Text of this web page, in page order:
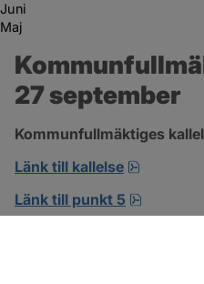
Juni
Maj
27 september
Kommunfullmäktiges
Länk till kallelse
Länk till punkt 5